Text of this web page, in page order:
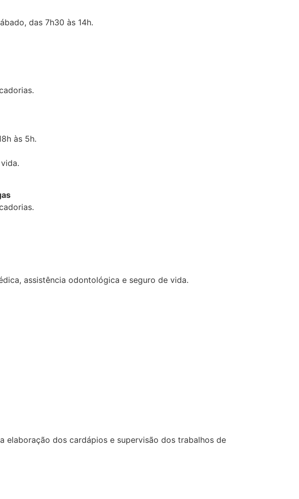
das 7h30 às 14h.
às 5h.
assistência odontológica e seguro de vida.
elaboração dos cardápios e supervisão dos trabalhos de